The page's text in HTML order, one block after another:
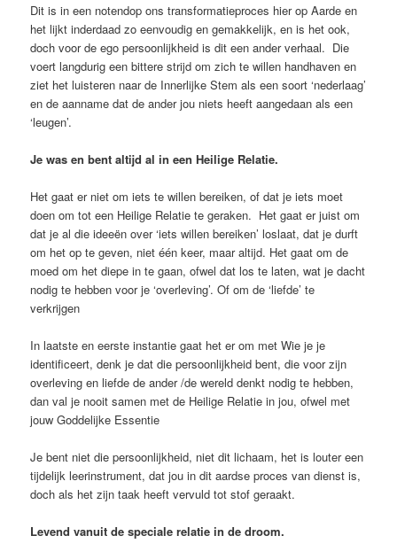
Dit is in een notendop ons transformatieproces hier op Aarde en
het lijkt inderdaad zo eenvoudig en gemakkelijk, en is het ook,
doch voor de ego persoonlijkheid is dit een ander verhaal. Die
voert langdurig een bittere strijd om zich te willen handhaven en
ziet het luisteren naar de Innerlijke Stem als een soort ‘nederlaag’
en de aanname dat de ander jou niets heeft aangedaan als een
‘leugen’.
Je was en bent altijd al in een Heilige Relatie.
Het gaat er niet om iets te willen bereiken, of dat je iets moet
doen om tot een Heilige Relatie te geraken. Het gaat er juist om
dat je al die ideeën over ‘iets willen bereiken’ loslaat, dat je durft
om het op te geven, niet één keer, maar altijd. Het gaat om de
moed om het diepe in te gaan, ofwel dat los te laten, wat je dacht
nodig te hebben voor je ‘overleving’. Of om de ‘liefde’ te
verkrijgen
In laatste en eerste instantie gaat het er om met Wie je je
identificeert, denk je dat die persoonlijkheid bent, die voor zijn
overleving en liefde de ander /de wereld denkt nodig te hebben,
dan val je nooit samen met de Heilige Relatie in jou, ofwel met
jouw Goddelijke Essentie
Je bent niet die persoonlijkheid, niet dit lichaam, het is louter een
tijdelijk leerinstrument, dat jou in dit aardse proces van dienst is,
doch als het zijn taak heeft vervuld tot stof geraakt.
Levend vanuit de speciale relatie in de droom.